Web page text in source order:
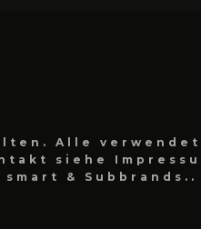
Alle
siehe
& Subbrands..